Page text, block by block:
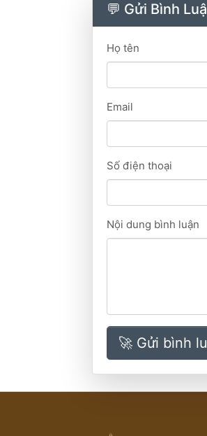
💬 Gửi Bình
Họ tên
Email
Số điện thoại
Nội dung bình luận
🚀 Gửi bình